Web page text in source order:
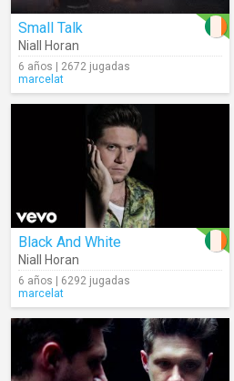
Small Talk
Niall Horan
6 años | 2672 jugadas
marcelat
Black And White
Niall Horan
6 años | 6292 jugadas
marcelat